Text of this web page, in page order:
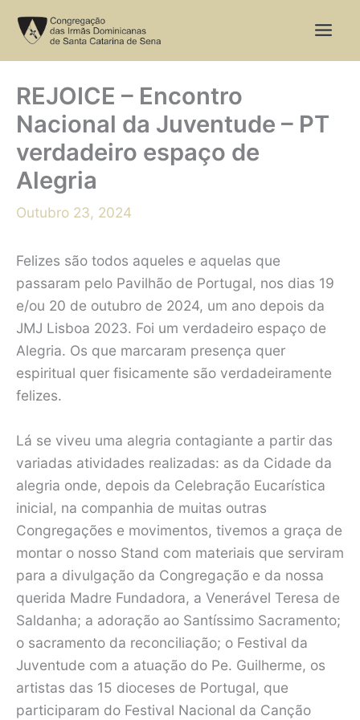
REJOICE – Encontro
Nacional da Juventude – PT
verdadeiro espaço de
Alegria
Outubro 23, 2024
Felizes são todos aqueles e aquelas que
passaram pelo Pavilhão de Portugal, nos dias 19
e/ou 20 de outubro de 2024, um ano depois da
JMJ Lisboa 2023. Foi um verdadeiro espaço de
Alegria. Os que marcaram presença quer
espiritual quer fisicamente são verdadeiramente
felizes.
Lá se viveu uma alegria contagiante a partir das
variadas atividades realizadas: as da Cidade da
alegria onde, depois da Celebração Eucarística
inicial, na companhia de muitas outras
Congregações e movimentos, tivemos a graça de
montar o nosso Stand com materiais que serviram
para a divulgação da Congregação e da nossa
querida Madre Fundadora, a Venerável Teresa de
Saldanha; a adoração ao Santíssimo Sacramento;
o sacramento da reconciliação; o Festival da
Juventude com a atuação do Pe. Guilherme, os
artistas das 15 dioceses de Portugal, que
participaram do Festival Nacional da Canção